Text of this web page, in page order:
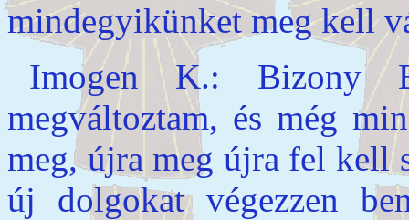
mindegyikünket meg kell
Imogen K.: Bizony
megváltoztam, és még
meg, újra meg újra fel kell
új dolgokat végezzen